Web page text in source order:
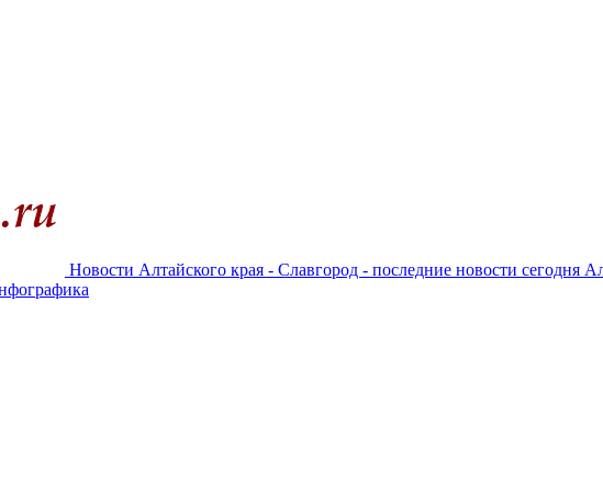
Новости Алтайского края - Славгород - последние новости сегодня